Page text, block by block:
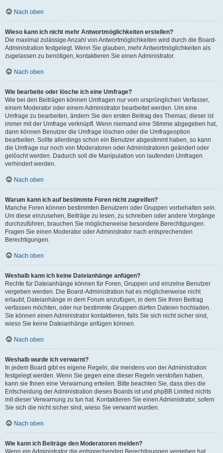
Nach oben
Wieso kann ich nicht mehr Antwortmöglichkeiten erstellen?
Die maximal zulässige Anzahl von Antwortmöglichkeiten wird durch die Board-
Administration festgelegt. Wenn Sie glauben, mehr Antwortmöglichkeiten als
zugelassen zu benötigen, kontaktieren Sie einen Administrator.
Nach oben
Wie bearbeite oder lösche ich eine Umfrage?
Wie bei den Beiträgen können Umfragen nur vom ursprünglichen Verfasser,
einem Moderator oder einem Administrator bearbeitet werden. Um eine
Umfrage zu bearbeiten, ändern Sie den ersten Beitrag des Themas; dieser ist
immer mit der Umfrage verknüpft. Wenn niemand eine Stimme abgegeben hat,
dann können Benutzer die Umfrage löschen oder die Umfrageoption
bearbeiten. Sollte allerdings schon ein Benutzer abgestimmt haben, so kann
die Umfrage nur noch von Moderatoren oder Administratoren geändert oder
gelöscht werden. Dadurch soll die Manipulation von laufenden Umfragen
verhindert werden.
Nach oben
Warum kann ich auf bestimmte Foren nicht zugreifen?
Manche Foren können bestimmten Benutzern oder Gruppen vorbehalten sein.
Um diese einzusehen, Beiträge zu lesen, zu schreiben oder andere Vorgänge
durchzuführen, brauchen Sie möglicherweise besondere Berechtigungen.
Fragen Sie einen Moderator oder Administrator nach entsprechenden
Berechtigungen.
Nach oben
Weshalb kann ich keine Dateianhänge anfügen?
Rechte für Dateianhänge können für Foren, Gruppen und einzelne Benutzer
vergeben werden. Die Board-Administration hat es möglicherweise nicht
erlaubt, Dateianhänge in dem Forum anzufügen, in dem Sie Ihren Beitrag
verfassen möchten, oder nur bestimmte Gruppen dürfen Dateien hochladen.
Sie können einen Administrator kontaktieren, falls Sie sich nicht sicher sind,
wieso Sie keine Dateianhänge anfügen können.
Nach oben
Weshalb wurde ich verwarnt?
In jedem Board gibt es eigene Regeln, die meistens von der Administration
festgelegt werden. Wenn Sie gegen eine dieser Regeln verstoßen haben,
kann sie Ihnen eine Verwarnung erteilen. Bitte beachten Sie, dass dies die
Entscheidung der Administration dieses Boards ist und phpBB Limited nichts
mit dieser Verwarnung zu tun hat. Kontaktieren Sie einen Administrator, sofern
Sie sich die nicht sicher sind, wieso Sie verwarnt wurden.
Nach oben
Wie kann ich Beiträge den Moderatoren melden?
Wenn ein Administrator die entsprechenden Berechtigungen vergeben hat,